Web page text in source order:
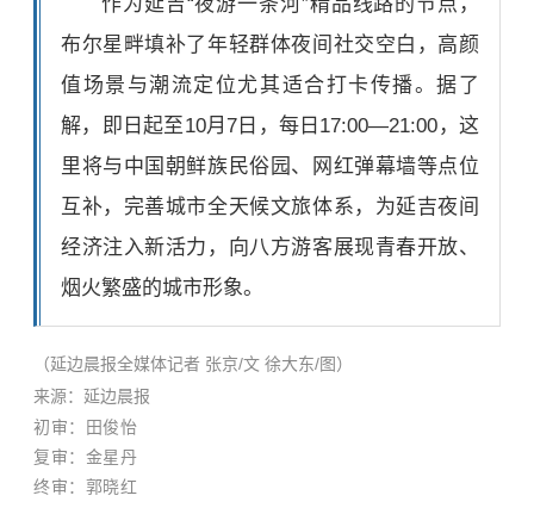
布尔星畔填补了年轻群体夜间社交空白，高颜
值场景与潮流定位尤其适合打卡传播。据了
解，即日起至10月7日，每日17:00—21:00，这
里将与中国朝鲜族民俗园、网红弹幕墙等点位
互补，完善城市全天候文旅体系，为延吉夜间
经济注入新活力，向八方游客展现青春开放、
烟火繁盛的城市形象。
（延边晨报全媒体记者 张京/文 徐大东/图）
来源：延边晨报
初审：田俊怡
复审：金星丹
终审：郭晓红